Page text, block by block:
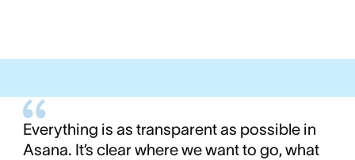
Everything is as transparent as possible in
Asana. It’s clear where we want to go, what